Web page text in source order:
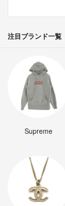
注目ブランド一覧
Supreme